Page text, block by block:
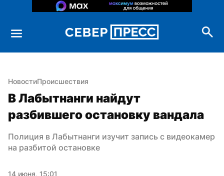
НовостиПроисшествия
В Лабытнанги найдут
разбившего остановку вандала
Полиция в Лабытнанги изучит запись с видеокамер
на разбитой остановке
14 июня, 15:01